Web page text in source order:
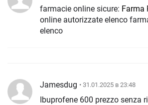
farmacie online sicure: Farma
online autorizzate elenco farmaci senza ricetta
elenco
Jamesdug • 31.01.2025 в 23:48
Ibuprofene 600 prezzo senza